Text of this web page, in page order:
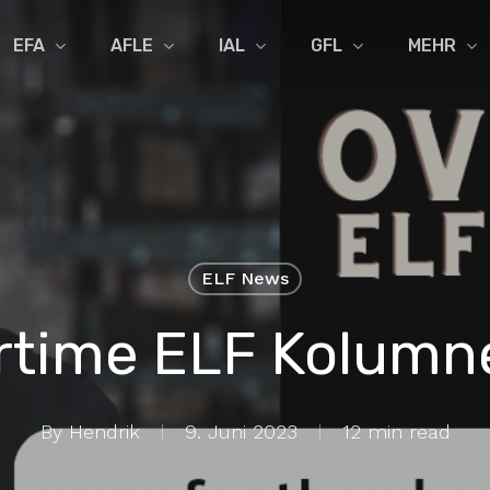
EFA AFLE IAL GFL MEHR
ELF News
ELF
By Hendrik 9. Juni 2023 12 min read